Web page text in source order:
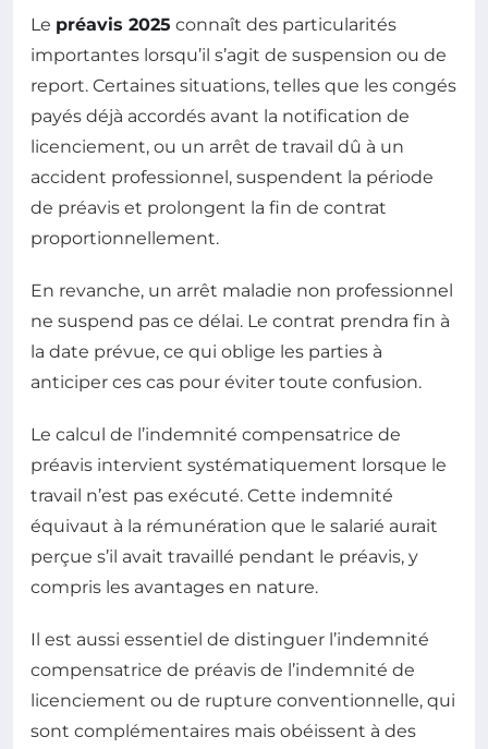
Le préavis 2025 connaît des particularités
importantes lorsqu’il s’agit de suspension ou de
report. Certaines situations, telles que les congés
payés déjà accordés avant la notification de
licenciement, ou un arrêt de travail dû à un
accident professionnel, suspendent la période
de préavis et prolongent la fin de contrat
proportionnellement.
En revanche, un arrêt maladie non professionnel
ne suspend pas ce délai. Le contrat prendra fin à
la date prévue, ce qui oblige les parties à
anticiper ces cas pour éviter toute confusion.
Le calcul de l’indemnité compensatrice de
préavis intervient systématiquement lorsque le
travail n’est pas exécuté. Cette indemnité
équivaut à la rémunération que le salarié aurait
perçue s’il avait travaillé pendant le préavis, y
compris les avantages en nature.
Il est aussi essentiel de distinguer l’indemnité
compensatrice de préavis de l’indemnité de
licenciement ou de rupture conventionnelle, qui
sont complémentaires mais obéissent à des